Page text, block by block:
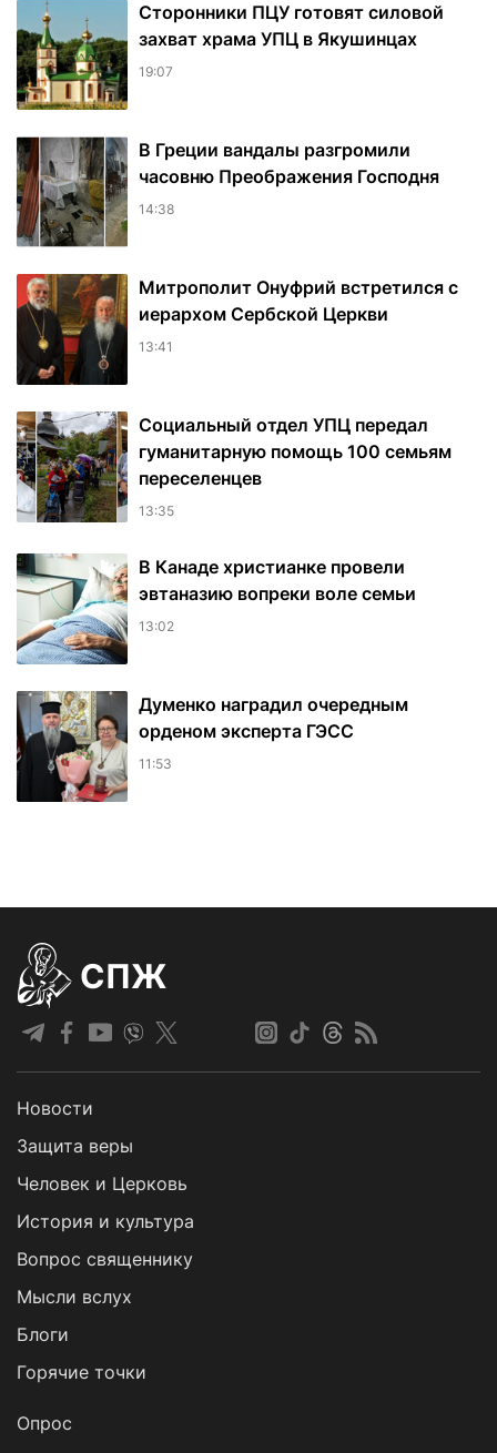
Сторонники ПЦУ готовят силовой
захват храма УПЦ в Якушинцах
19:07
В Греции вандалы разгромили
часовню Преображения Господня
14:38
Митрополит Онуфрий встретился с
иерархом Сербской Церкви
13:41
Социальный отдел УПЦ передал
гуманитарную помощь 100 семьям
переселенцев
13:35
В Канаде христианке провели
эвтаназию вопреки воле семьи
13:02
Думенко наградил очередным
орденом эксперта ГЭСС
11:53
СПЖ
Новости
Защита веры
Человек и Церковь
История и культура
Вопрос священнику
Мысли вслух
Блоги
Горячие точки
Опрос